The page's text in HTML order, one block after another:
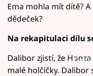
Ema mohla mít dítě?
dědeček?
Na rekapitulaci dílu
Dalibor zjistí, že
malé holčičky.